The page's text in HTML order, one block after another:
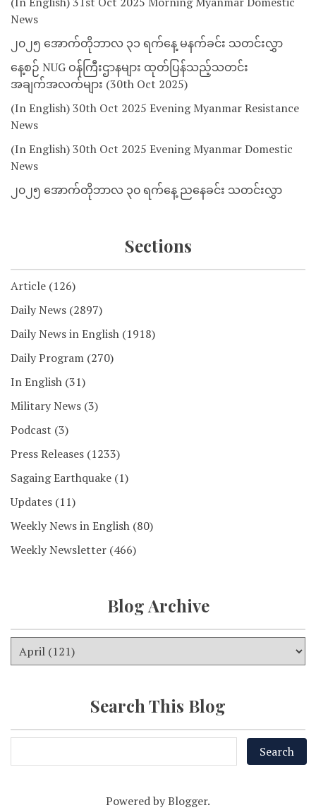
News
၂၀၂၅ အောက်တိုဘာလ ၃၁ ရက်နေ့ မနက်ခင်း သတင်းလွှာ
နေ့စဉ် NUG ဝန်ကြီးဌာနများ ထုတ်ပြန်သည့်သတင်း
အချက်အလက်များ (30th Oct 2025)
(In English) 30th Oct 2025 Evening Myanmar Resistance
News
(In English) 30th Oct 2025 Evening Myanmar Domestic
News
၂၀၂၅ အောက်တိုဘာလ ၃၀ ရက်နေ့ ညနေခင်း သတင်းလွှာ
Sections
Article (126)
Daily News (2897)
Daily News in English (1918)
Daily Program (270)
In English (31)
Military News (3)
Podcast (3)
Press Releases (1233)
Sagaing Earthquake (1)
Updates (11)
Weekly News in English (80)
Weekly Newsletter (466)
Blog Archive
Search This Blog
Powered byBlogger.